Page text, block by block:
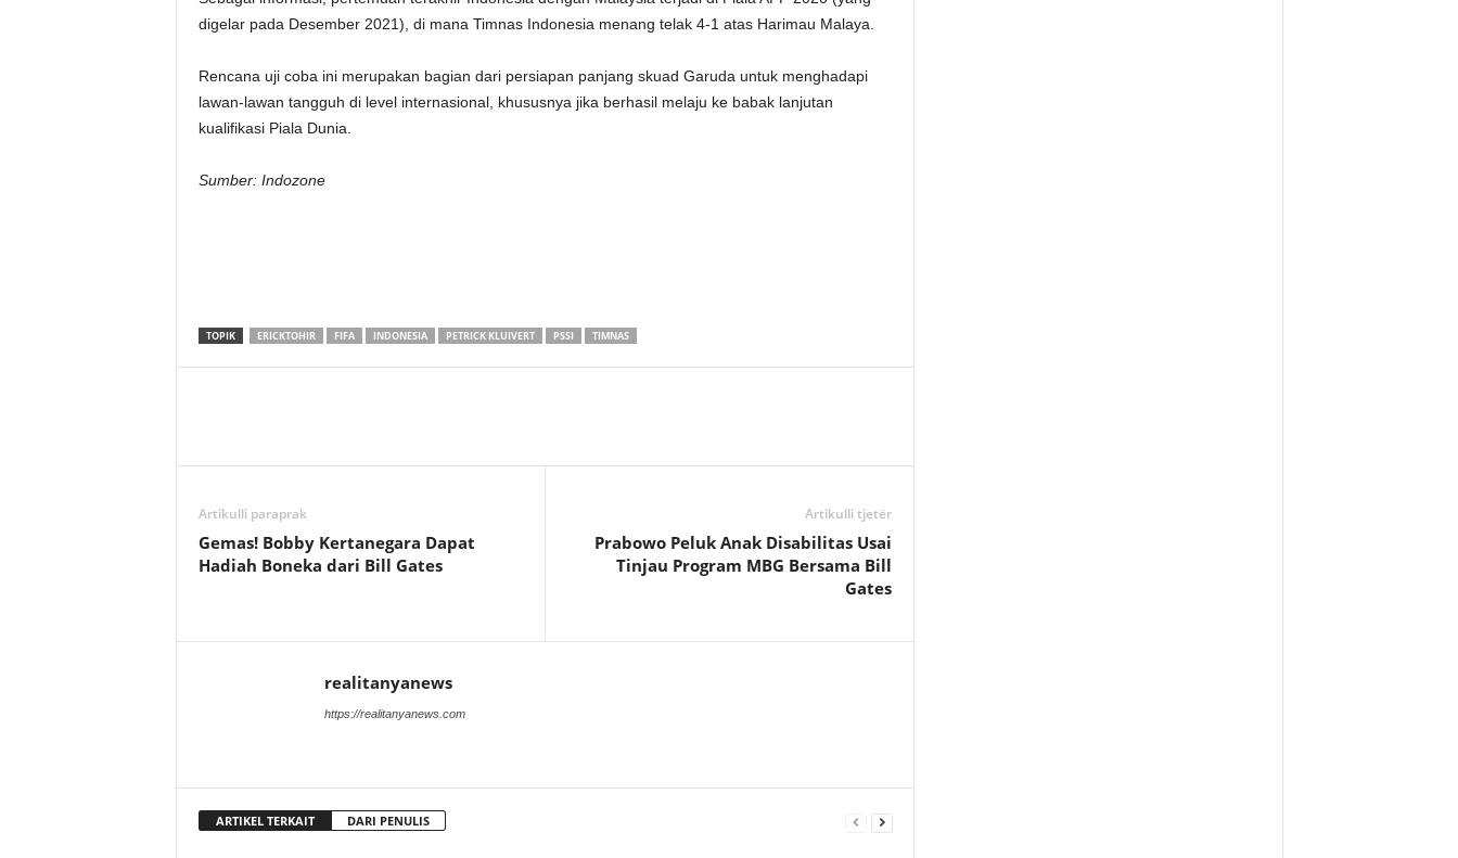
digelar pada Desember 2021), di mana Timnas Indonesia menang telak 4-1 atas Harimau Malaya.
Rencana uji coba ini merupakan bagian dari persiapan panjang skuad Garuda untuk menghadapi
lawan-lawan tangguh di level internasional, khususnya jika berhasil melaju ke babak lanjutan
kualifikasi Piala Dunia.
Sumber: Indozone
TOPIK ERICKTOHIR FIFA INDONESIA PETRICK KLUIVERT PSSI TIMNAS
Artikulli paraprak
Gemas! Bobby Kertanegara Dapat
Hadiah Boneka dari Bill Gates
Artikulli tjetër
Prabowo Peluk Anak Disabilitas Usai
Tinjau Program MBG Bersama Bill
Gates
realitanyanews
https://realitanyanews.com
ARTIKEL TERKAIT DARI PENULIS